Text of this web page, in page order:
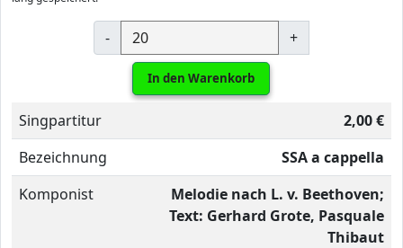
- +
In den Warenkorb
Singpartitur
2,00 €
Bezeichnung
SSA a cappella
Komponist
Melodie nach L. v. Beethoven;
Text: Gerhard Grote, Pasquale
Thibaut